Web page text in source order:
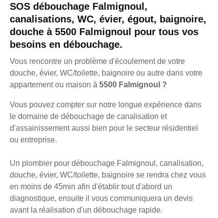
SOS débouchage Falmignoul,
canalisations, WC, évier, égout, baignoire,
douche à 5500 Falmignoul pour tous vos
besoins en débouchage.
Vous rencontre un problème d'écoulement de votre
douche, évier, WC/toilette, baignoire ou autre dans votre
appartement ou maison à 5500 Falmignoul ?
Vous pouvez compter sur notre longue expérience dans
le domaine de débouchage de canalisation et
d'assainissement aussi bien pour le secteur résidentiel
ou entreprise.
Un plombier pour débouchage Falmignoul, canalisation,
douche, évier, WC/toilette, baignoire se rendra chez vous
en moins de 45min afin d'établir tout d'abord un
diagnostique, ensuite il vous communiquera un devis
avant la réalisation d'un débouchage rapide.